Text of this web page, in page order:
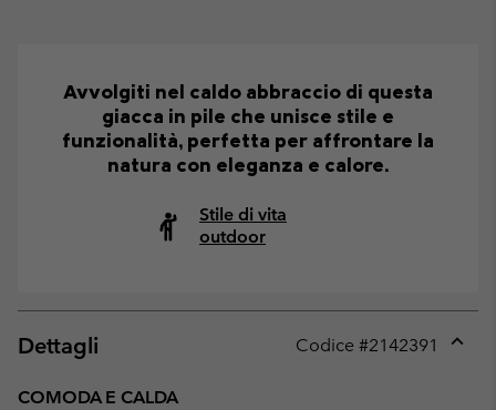
Avvolgiti nel caldo abbraccio di questa
giacca in pile che unisce stile e
funzionalità, perfetta per affrontare la
natura con eleganza e calore.
Stile di vita
outdoor
Dettagli Codice #2142391
COMODA E CALDA